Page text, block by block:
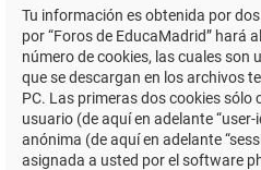
Tu información es obtenida por
por “Foros de EducaMadrid” hará
número de cookies, las cuales son
que se descargan en los archivos
PC. Las primeras dos cookies
usuario (de aquí en adelante
anónima (de aquí en adelante
asignada a usted por el software